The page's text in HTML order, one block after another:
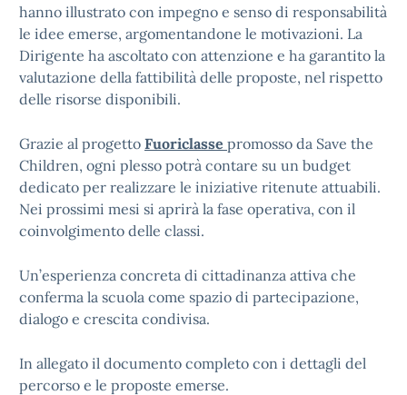
hanno illustrato con impegno e senso di responsabilità
le idee emerse, argomentandone le motivazioni. La
Dirigente ha ascoltato con attenzione e ha garantito la
valutazione della fattibilità delle proposte, nel rispetto
delle risorse disponibili.
Grazie al progetto Fuoriclasse promosso da Save the
Children, ogni plesso potrà contare su un budget
dedicato per realizzare le iniziative ritenute attuabili.
Nei prossimi mesi si aprirà la fase operativa, con il
coinvolgimento delle classi.
Un’esperienza concreta di cittadinanza attiva che
conferma la scuola come spazio di partecipazione,
dialogo e crescita condivisa.
In allegato il documento completo con i dettagli del
percorso e le proposte emerse.